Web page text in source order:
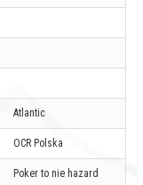
Atlantic
OCR Polska
Poker to nie hazard